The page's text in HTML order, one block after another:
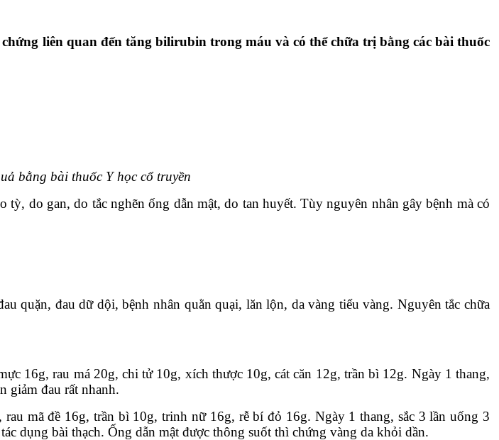
liên quan đến tăng bilirubin trong máu và có thể chữa trị bằng các bài thuốc
bằng bài thuốc Y học cổ truyền
do gan, do tắc nghẽn ống dẫn mật, do tan huyết. Tùy nguyên nhân gây bệnh mà có
quặn, đau dữ dội, bệnh nhân quằn quại, lăn lộn, da vàng tiểu vàng. Nguyên tắc chữa
16g, rau má 20g, chi tử 10g, xích thược 10g, cát căn 12g, trần bì 12g. Ngày 1 thang,
giảm đau rất nhanh.
mã đề 16g, trần bì 10g, trinh nữ 16g, rễ bí đỏ 16g. Ngày 1 thang, sắc 3 lần uống 3
dụng bài thạch. Ống dẫn mật được thông suốt thì chứng vàng da khỏi dần.